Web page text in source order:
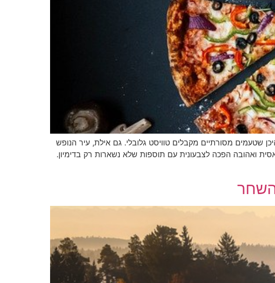
מסורתיים מקבלים טוויסט גלובלי. גם אילת, עיר הנופש
ואהובה הפכה לצבעונית עם תוספות שלא נשארות רק בדימיון.
השחר